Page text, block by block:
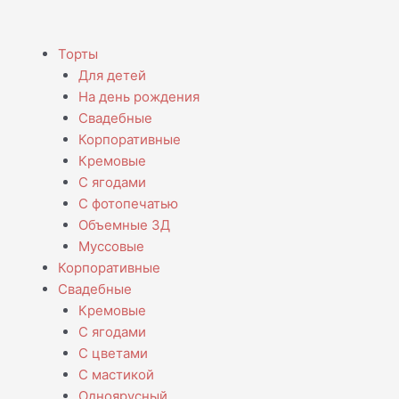
Торты
Для детей
На день рождения
Свадебные
Корпоративные
Кремовые
С ягодами
С фотопечатью
Объемные 3Д
Муссовые
Корпоративные
Свадебные
Кремовые
С ягодами
С цветами
С мастикой
Menu